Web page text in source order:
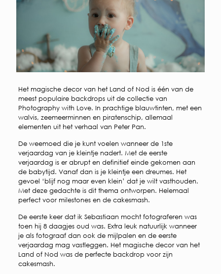
Het magische decor van het Land of Nod is één van de
meest populaire backdrops uit de collectie van
Photography with Love. In prachtige blauwtinten, met een
walvis, zeemeerminnen en piratenschip, allemaal
elementen uit het verhaal van Peter Pan.
De weemoed die je kunt voelen wanneer de 1ste
verjaardag van je kleintje nadert. Met de eerste
verjaardag is er abrupt en definitief einde gekomen aan
de babytijd. Vanaf dan is je kleintje een dreumes. Het
gevoel ‘blijf nog maar even klein’ dat je wilt vasthouden.
Met deze gedachte is dit thema ontworpen. Helemaal
perfect voor milestones en de cakesmash.
De eerste keer dat ik Sebastiaan mocht fotograferen was
toen hij 8 daagjes oud was. Extra leuk natuurlijk wanneer
je als fotograaf dan ook de mijlpalen en de eerste
verjaardag mag vastleggen. Het magische decor van het
Land of Nod was de perfecte backdrop voor zijn
cakesmash.